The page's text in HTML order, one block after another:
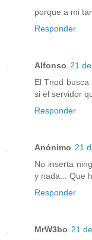
porque a mi
Responder
Alfonso 21
El Tnod
si el servidor
Responder
Anónimo 21
No inserta
y nada... Que
Responder
MrW3bo 21